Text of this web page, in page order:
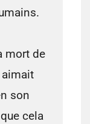
mort de
aimait
son
cela